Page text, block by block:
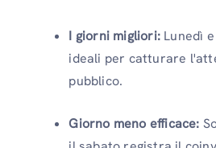
I giorni migliori: Lunedì
ideali per catturare
pubblico.
Giorno meno efficace: